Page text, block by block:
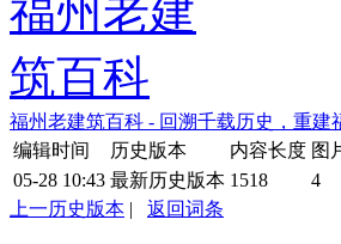
福州老建筑百科 - 回溯千载历史，重建
编辑时间
历史版本 内容长度 图
05-28 10:43 最新历史版本 1518 4
上一历史版本 | 返回词条